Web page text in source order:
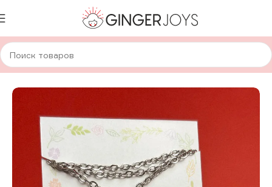
Главная Украшения Кулоны Кулоны с сухоцветами